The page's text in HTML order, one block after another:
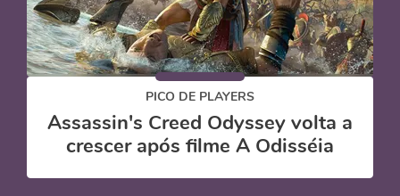
PICO DE PLAYERS
Assassin's Creed Odyssey volta a
crescer após filme A Odisséia